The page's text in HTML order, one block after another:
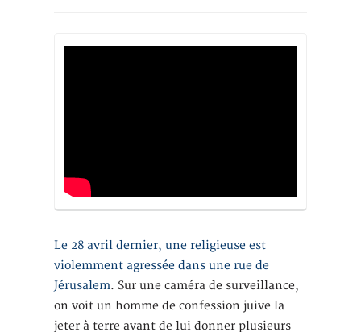
Le 28 avril dernier, une religieuse est
violemment agressée dans une rue de
Jérusalem. Sur une caméra de surveillance,
on voit un homme de confession juive la
jeter à terre avant de lui donner plusieurs